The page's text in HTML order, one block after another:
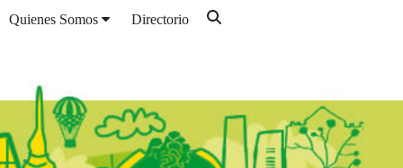
Quienes Somos Directorio